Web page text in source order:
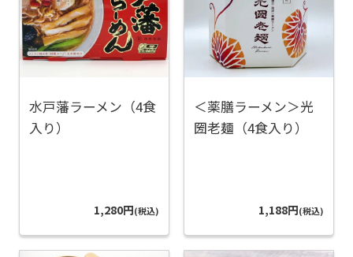
水戸藩ラーメン（4食
入り）
1,280円(税込)
＜薬膳ラーメン＞光
圀老麺（4食入り）
1,188円(税込)